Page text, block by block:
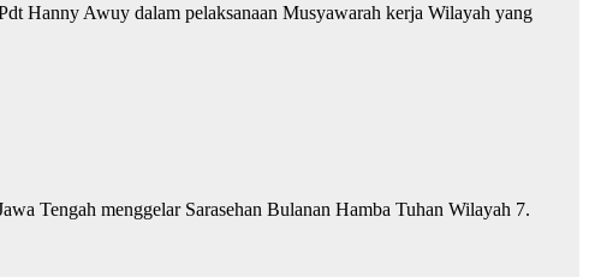
Hanny Awuy dalam pelaksanaan Musyawarah kerja Wilayah yang
Tengah menggelar Sarasehan Bulanan Hamba Tuhan Wilayah 7.